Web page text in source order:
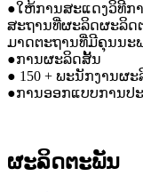
●ໃຫ້ການສະແດງວິທີກ
ສະຖານທີ່ຜະລິດຜະລິດ
ມາດຕະຖານທີ່ມີຄຸນນະ
●ການຜະລິດສັ້ນ
● 150 + ພະນັກງານຜ
●ການອອກແບບການປ
ຜະລິດຕະພັນ